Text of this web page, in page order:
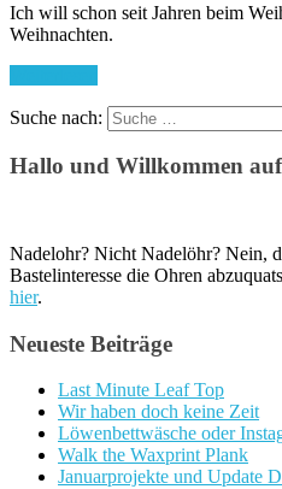
Ich will schon seit Jahren beim
Weihnachten.
Suche nach:
Hallo und Willkommen
Nadelohr? Nicht Nadelöhr? Nein,
Bastelinteresse die Ohren
hier.
Neueste Beiträge
Last Minute Leaf Top
Wir haben doch keine Zeit
Löwenbettwäsche oder
Walk the Waxprint Plank
Januarprojekte und Update